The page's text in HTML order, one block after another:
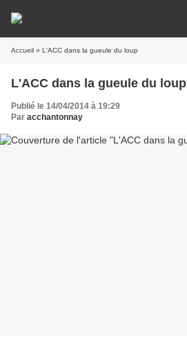
Accueil » L'ACC dans la gueule du loup
L'ACC dans la gueule du loup
Publié le 14/04/2014 à 19:29
Par acchantonnay